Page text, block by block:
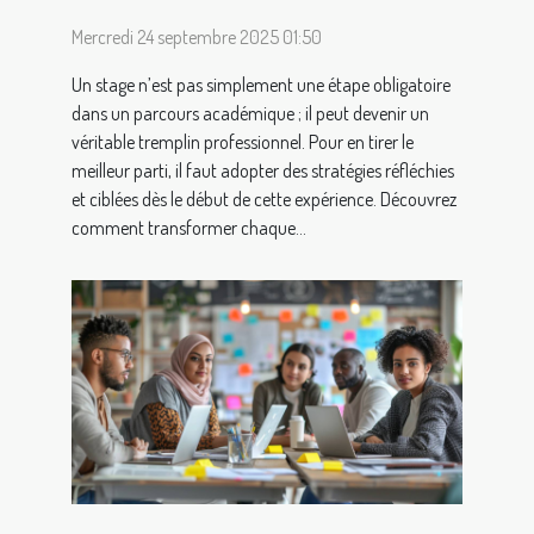
Mercredi 24 septembre 2025 01:50
Un stage n’est pas simplement une étape obligatoire
dans un parcours académique ; il peut devenir un
véritable tremplin professionnel. Pour en tirer le
meilleur parti, il faut adopter des stratégies réfléchies
et ciblées dès le début de cette expérience. Découvrez
comment transformer chaque...